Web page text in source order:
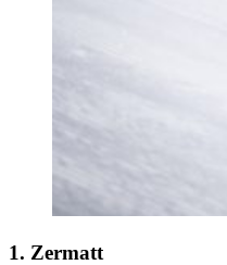
1. Zermatt